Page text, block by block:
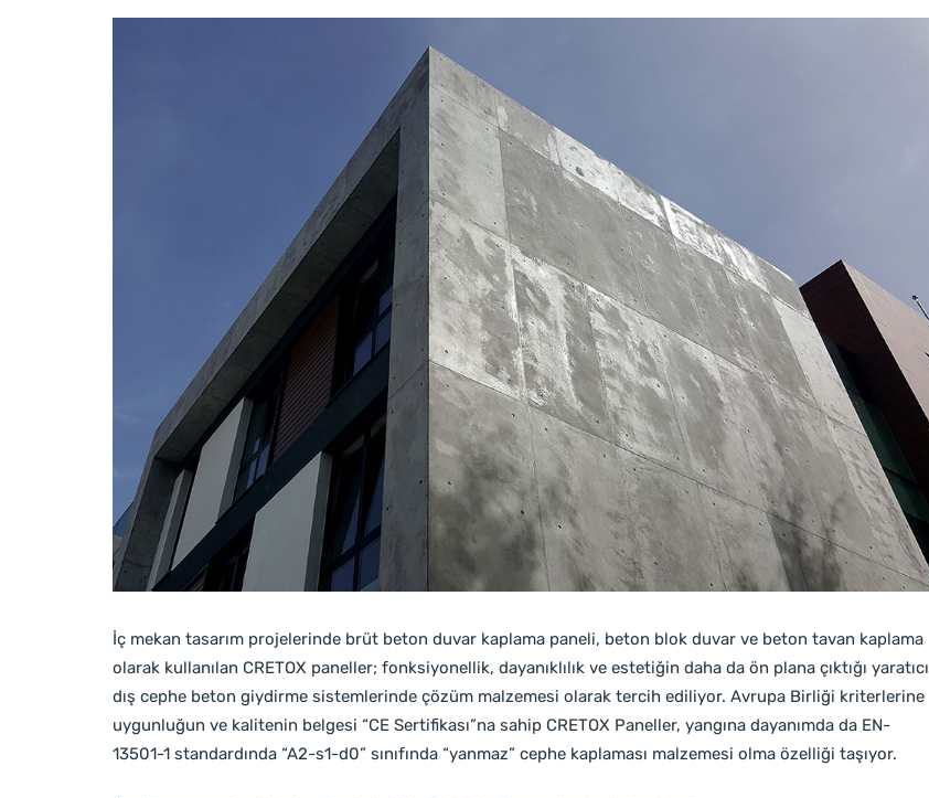
İç mekan tasarım projelerinde brüt beton duvar kaplama paneli, beton blok duvar ve beton tavan kaplama
olarak kullanılan CRETOX paneller; fonksiyonellik, dayanıklılık ve estetiğin daha da ön plana çıktığı yaratıcı
dış cephe beton giydirme sistemlerinde çözüm malzemesi olarak tercih ediliyor. Avrupa Birliği kriterlerine
uygunluğun ve kalitenin belgesi “CE Sertifikası”na sahip CRETOX Paneller, yangına dayanımda da EN-
13501-1 standardında “A2-s1-d0” sınıfında “yanmaz” cephe kaplaması malzemesi olma özelliği taşıyor.